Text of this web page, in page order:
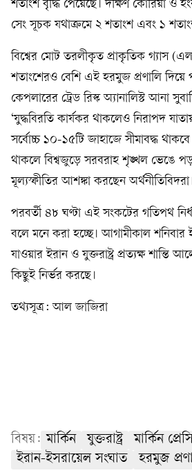
শতাংশ বৃদ্ধি পেয়েছে। দক্ষিণ কোরিয়া ও
সেং সূচক যথাক্রমে ২ শতাংশ এবং ১
বিশ্বের মোট তরলীকৃত প্রাকৃতিক গ্যাস
শতাংশেরও বেশি এই হরমুজ প্রণালি দিয়ে
কেপলারের ট্রেড রিস্ক অ্যানালিস্ট আনা
‘যুদ্ধবিরতি কার্যকর থাকলেও নিরাপদ
সর্বোচ্চ ১০-১৫টি জাহাজে সীমাবদ্ধ
থাকলে বিশ্বজুড়ে সরবরাহ শৃঙ্খল ভেঙে
মূল্যস্ফীতির আশঙ্কা করছেন
পরবর্তী ৪৮ ঘণ্টা এই সংকটের গতিপথ
বলে মনে করা হচ্ছে। আগামীকাল শনিবার
যাওয়ার ইরান ও যুক্তরাষ্ট্র প্রত্যক্ষ
কিছুই নির্ভর করছে।
তথ্যসূত্র: আল জাজিরা
বিষয়: মার্কিন যুক্তরাষ্ট্র মার্কিন
ইরান-ইসরায়েল সংঘাত
হরমুজ